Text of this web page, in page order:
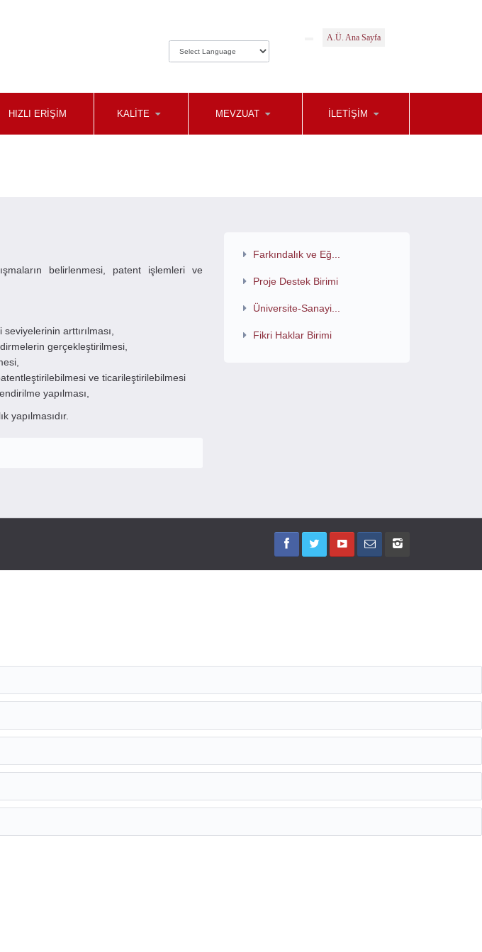
A.Ü. Ana Sayfa
HIZLI ERIŞIM KALITE MEVZUAT İLETIŞIM
belirlenmesi, patent işlemleri ve
arttırılması,
gerçekleştirilmesi,
ve ticarileştirilebilmesi
yapılması,
Farkındalık ve Eğ...
Proje Destek Birimi
Üniversite-Sanayi...
Fikri Haklar Birimi